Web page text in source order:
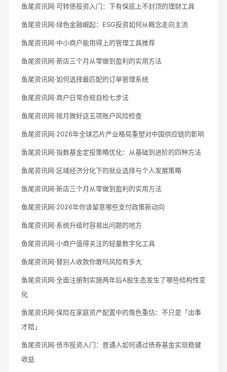
鱼尾资讯网·可转债投资入门：下有保底上不封顶的理财工具
鱼尾资讯网·绿色金融崛起：ESG投资如何从概念走向主流
鱼尾资讯网·中小商户能用得上的管理工具推荐
鱼尾资讯网·新店三个月从零做到盈利的实用方法
鱼尾资讯网·如何选择最匹配的订单管理系统
鱼尾资讯网·商户日常合规自检七步法
鱼尾资讯网·按月做好这五项账户风险检查
鱼尾资讯网·2026年全球芯片产业格局重塑对中国供应链的影响
鱼尾资讯网·指数基金定投策略优化：从基础到进阶的四种方法
鱼尾资讯网·区域经济分化下的就业选择与个人发展策略
鱼尾资讯网·新店三个月从零做到盈利的实用方法
鱼尾资讯网·2026年你该留意哪些支付政策新动向
鱼尾资讯网·系统升级时容易出问题的地方
鱼尾资讯网·小商户值得关注的轻量数字化工具
鱼尾资讯网·替别人收款你敢吗风险有多大
鱼尾资讯网·全面注册制实施两年后A股生态发生了哪些结构性变
化
鱼尾资讯网·保险在家庭资产配置中的角色重估：不只是「出事
才赔」
鱼尾资讯网·债市投资入门：普通人如何通过债券基金实现稳健
收益